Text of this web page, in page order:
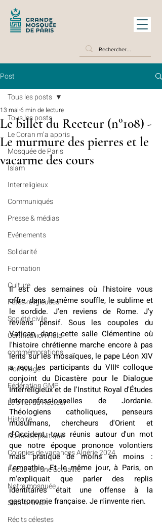
Post
Tous les posts
Le Coran m’a appris
Mosquée de Paris
Islam
Interreligieux
Communiqués
Presse & médias
Evénements
Solidarité
Formation
Culture
Fêtes religieuses
Société civile
Certification Halal
commémorations
Hommage
Fédération GMP
Le billet du Recteur
Histoire
Contexte politique
Colonies de vacances Algérie 2024
​​Focus sur une actualité
Notre mosquée
Sabil al-Iman
Récits célestes
Tous les posts
Le billet du Recteur (n°108) -
Le murmure des pierres et le
vacarme des cours
13 mai 6 min de lecture
Il est des semaines où l'histoire vous
offre, dans le même souffle, le sublime et
le sordide. J'en reviens de Rome. J'y
reviens pensif. Sous les coupoles du
Vatican, dans cette salle Clémentine où
l'histoire chrétienne marche encore à pas
lents sur les mosaïques, le pape Léon XIV
a reçu les participants du VIIIᵉ colloque
conjoint du Dicastère pour le Dialogue
Interreligieux et de l'Institut Royal d'Études
Interconfessionnelles de Jordanie.
Théologiens catholiques, penseurs
musulmans, chercheurs d'Orient et
d'Occident, tous réunis autour d'un mot
que notre époque prononce volontiers
mais pratique de moins en moins :
l'empathie. Et le même jour, à Paris, on
m'expliquait que parler des replis
identitaires était une offense à la
gastronomie française. Je n'invente rien.